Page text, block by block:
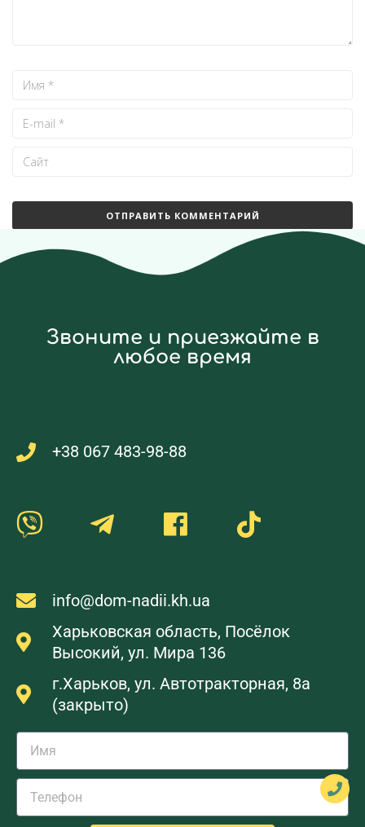
Звоните и приезжайте в
любое время
+38 067 483-98-88
info@dom-nadii.kh.ua
Харьковская область, Посёлок
Высокий, ул. Мира 136
г.Харьков, ул. Автотракторная, 8а
(закрыто)